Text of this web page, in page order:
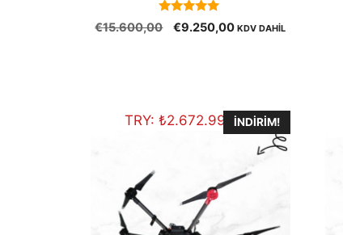
5.00
out of 5
€15.600,00
Orijinal
€9.250,00Şu
KDV DAHİL
TRY:₺2.672.996,90İNDIRIM!